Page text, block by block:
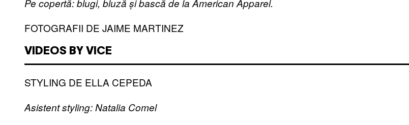
Pe copertă: blugi, bluză și bască de la American Apparel.
FOTOGRAFII DE JAIME MARTINEZ
VIDEOS BY VICE
STYLING DE ELLA CEPEDA
Asistent styling: Natalia Comel